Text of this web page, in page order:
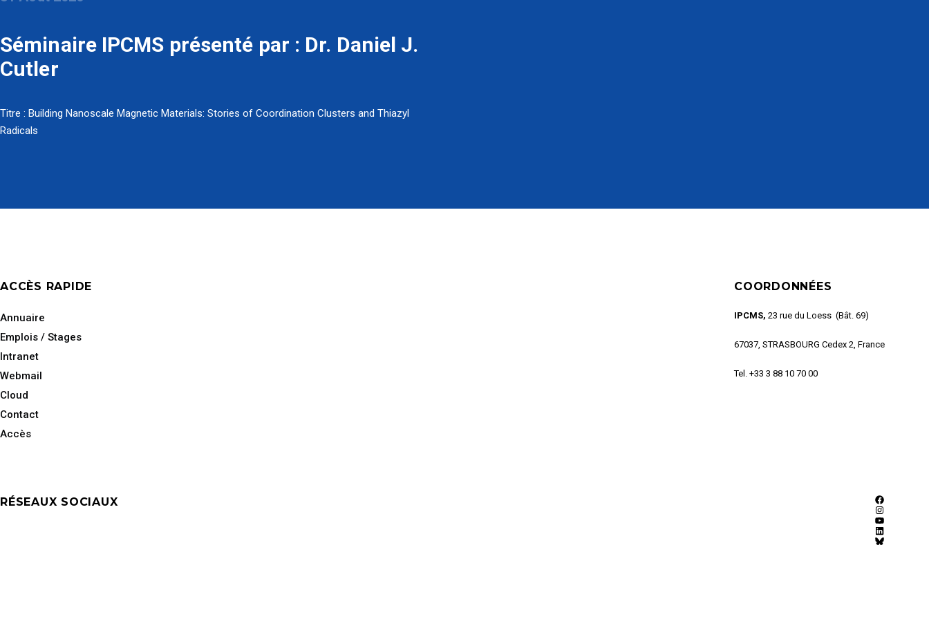
Séminaire IPCMS présenté par : Dr. Daniel J.
Cutler
Titre : Building Nanoscale Magnetic Materials: Stories of Coordination Clusters and Thiazyl
Radicals
ACCÈS RAPIDE
Annuaire
Emplois / Stages
Intranet
Webmail
Cloud
Contact
Accès
COORDONNÉES
IPCMS, 23 rue du Loess (Bât. 69)
67037, STRASBOURG Cedex 2, France
Tel. +33 3 88 10 70 00
RÉSEAUX SOCIAUX
Facebook
Instagram
YouTube
LinkedIn